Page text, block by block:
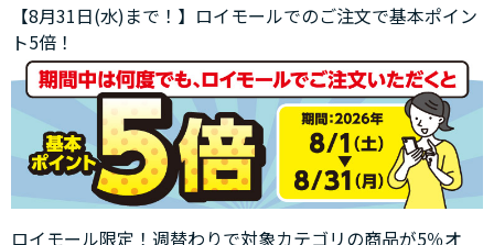
【8月31日(水)まで！】ロイモールでのご注文で基本ポイン
ト5倍！
ロイモール限定！週替わりで対象カテゴリの商品が5％オ